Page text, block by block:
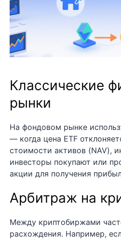
Классические
рынки
На фондовом рынке
— когда цена ETF
стоимости активов (NAV),
инвесторы покупают или
акции для получения
Арбитраж на
Между криптобиржами
расхождения. Например,